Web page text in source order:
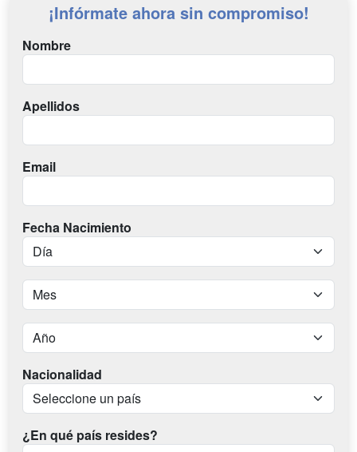
¡Infórmate ahora sin compromiso!
Nombre
Apellidos
Email
Fecha Nacimiento
Nacionalidad
¿En qué país resides?